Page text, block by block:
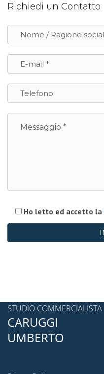
Richiedi un Contatto
Ho letto ed accetto la
STUDIO COMMERCIALISTA
CARUGGI
UMBERTO